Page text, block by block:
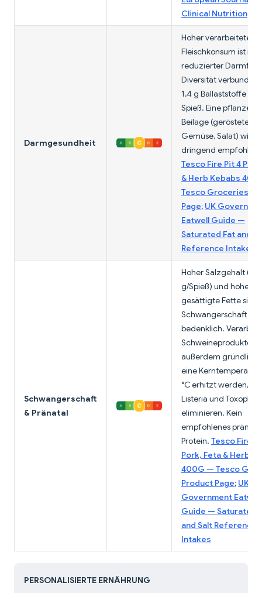
Clinical Nutrition
Darmgesundheit
Hoher verarbeiteter
Fleischkonsum ist mit
reduzierter
Diversität
1,4 g Ballaststoffe pro
Spieß. Eine
Beilage (geröstetes
Gemüse, Salat) wird
dringend empfohlen.
Tesco Fire Pit 4
& Herb Kebabs
Tesco Groceries
Page; UK
Eatwell Guide —
Saturated Fat and
Reference Intakes
Schwangerschaft
& Pränatal
Hoher Salzgehalt
g/Spieß) und hohe
gesättigte Fette sind
Schwangerschaft
bedenklich.
Schweineprodukte
außerdem gründlich
eine Kerntemperatur
°C erhitzt werden, um
Listeria und
eliminieren. Kein
empfohlenes
Protein. Tesco Fire
Pork, Feta & Herb
400G — Tesco
Product Page; UK
Government Eatwell
Guide — Saturated
and Salt Reference
Intakes
PERSONALISIERTE ERNÄHRUNG